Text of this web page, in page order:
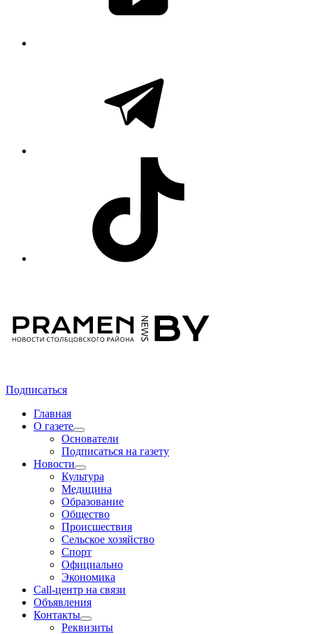
Подписаться
Главная
О газете
Основатели
Подписаться на газету
Новости
Культура
Медицина
Образование
Общество
Происшествия
Сельское хозяйство
Спорт
Официально
Экономика
Call-центр на связи
Объявления
Контакты
Реквизиты